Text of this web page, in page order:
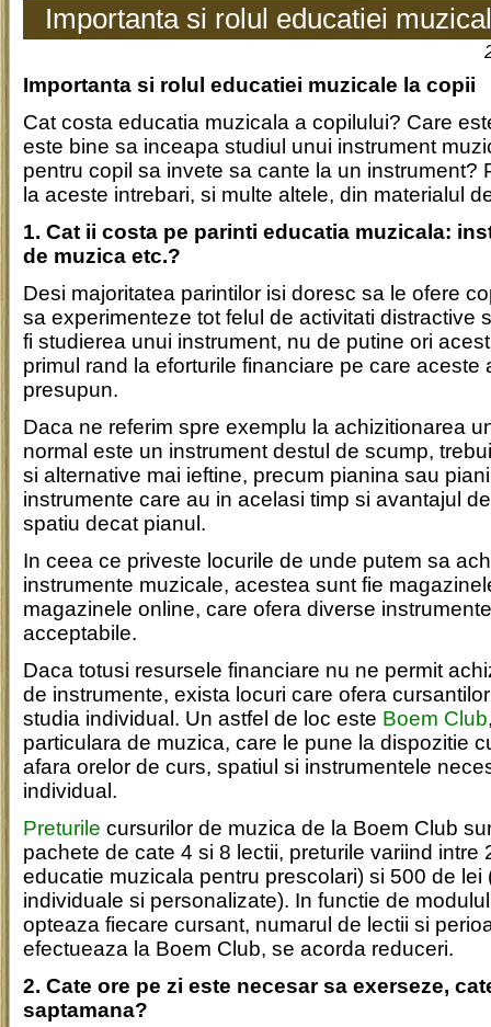
Importanta si rolul educatiei
Importanta si rolul educatiei muzicale la copii
Cat costa educatia muzicala a copilului? Care
este bine sa inceapa studiul unui instrument
pentru copil sa invete sa cante la un instrument?
la aceste intrebari, si multe altele, din materialul
1. Cat ii costa pe parinti educatia muzicala:
de muzica etc.?
Desi majoritatea parintilor isi doresc sa le ofere
sa experimenteze tot felul de activitati distractive
fi studierea unui instrument, nu de putine ori
primul rand la eforturile financiare pe care aceste
presupun.
Daca ne referim spre exemplu la achizitionarea
normal este un instrument destul de scump,
si alternative mai ieftine, precum pianina sau
instrumente care au in acelasi timp si avantajul
spatiu decat pianul.
In ceea ce priveste locurile de unde putem sa
instrumente muzicale, acestea sunt fie
magazinele online, care ofera diverse
acceptabile.
Daca totusi resursele financiare nu ne permit
de instrumente, exista locuri care ofera
studia individual. Un astfel de loc este Boem Club
particulara de muzica, care le pune la dispozitie
afara orelor de curs, spatiul si instrumentele
individual.
Preturile cursurilor de muzica de la Boem Club
pachete de cate 4 si 8 lectii, preturile variind intre
educatie muzicala pentru prescolari) si 500 de lei
individuale si personalizate). In functie de
opteaza fiecare cursant, numarul de lectii si
efectueaza la Boem Club, se acorda reduceri.
2. Cate ore pe zi este necesar sa exerseze,
saptamana?